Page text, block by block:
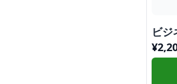
ビ
¥